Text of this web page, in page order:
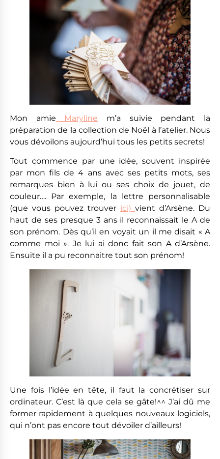
Mon amie Maryline m’a suivie pendant la
préparation de la collection de Noël à l’atelier. Nous
vous dévoilons aujourd’hui tous les petits secrets!
Tout commence par une idée, souvent inspirée
par mon fils de 4 ans avec ses petits mots, ses
remarques bien à lui ou ses choix de jouet, de
couleur…. Par exemple, la lettre personnalisable
(que vous pouvez trouver ici) vient d’Arsène. Du
haut de ses presque 3 ans il reconnaissait le A de
son prénom. Dès qu’il en voyait un il me disait « A
comme moi ». Je lui ai donc fait son A d’Arsène.
Ensuite il a pu reconnaitre tout son prénom!
Une fois l’idée en tête, il faut la concrétiser sur
ordinateur. C’est là que cela se gâte!^^ J’ai dû me
former rapidement à quelques nouveaux logiciels,
qui n’ont pas encore tout dévoiler d’ailleurs!